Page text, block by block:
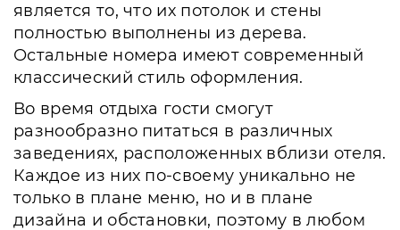
является то, что их потолок и стены
полностью выполнены из дерева.
Остальные номера имеют современный
классический стиль оформления.
Во время отдыха гости смогут
разнообразно питаться в различных
заведениях, расположенных вблизи отеля.
Каждое из них по-своему уникально не
только в плане меню, но и в плане
дизайна и обстановки, поэтому в любом